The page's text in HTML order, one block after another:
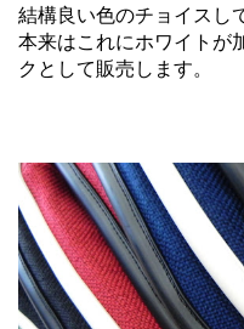
結構良い色のチョイスし
本来はこれにホワイトが
クとして販売します。